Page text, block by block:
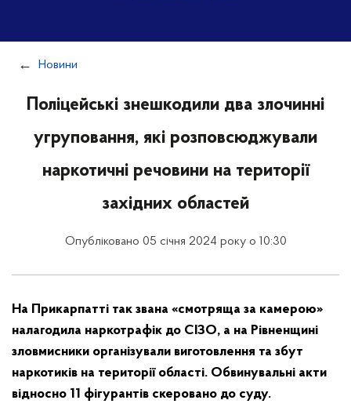
Новини
Поліцейські знешкодили два злочинні
угруповання, які розповсюджували
наркотичні речовини на території
західних областей
Опубліковано 05 січня 2024 року о 10:30
На Прикарпатті так звана «смотряща за камерою»
налагодила наркотрафік до СІЗО, а на Рівненщині
зловмисники організували виготовлення та збут
наркотиків на території області. Обвинувальні акти
відносно 11 фігурантів скеровано до суду.